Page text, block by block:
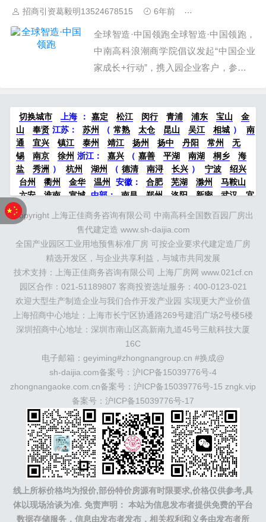
造优质有效能落地的课程，切切实实帮制
造业老...
招商引资葛毅明13524678515 6年前
全球智造·中国领跑全球智造·中国领跑，
中南高科浪潮商学院倡议发起“中国企业
家成长+行动”，携入园企业客户，参访学
知名学府同济大学学习工业4.0，聚焦中
国制造业创新升级点、把握市场脉搏；成
长：参观考察全球知名企业，了解先进生
产流...
切换城市 上海 ： 嘉定 松江 闵行 青浦 浦东 宝山
金
山
奉贤 江苏： 苏州 （ 常熟 太仓 昆山 吴江 相城 ）
南
通
宜兴 镇江 泰州 靖江 扬州 扬中 丹阳 常州
无
锡
南京 徐州 浙江： 嘉兴 （ 嘉善 平湖 南湖 桐乡
海
盐
秀洲 ） 杭州 湖州 （ 德清 南浔 长兴 ） 宁波
绍兴
台州
衢州 金华 温州 安徽： 合肥 芜湖 滁州
马鞍山
六安
淮南 宣城 中部： 南昌 郑州 洛阳 新密 武汉
宜
昌
鲁：
北京 天津 廊坊 （ 固安 香河 大厂 永清 三河
霸
涿州 涞水 ） 太原 晋中 沈阳
绵阳
石家庄 沧州 唐山 潍坊 德州 威海 烟台
青岛
珠三角： 广州 东莞 江门 惠州 肇庆 中山 佛山
福建： 福州 漳州 泉州 龙岩 西南： 昆明 南宁 华北： 沈
阳
大连 海外园区： 印尼 泰国 越南 柬埔寨
马来西
亚
新加坡 墨西哥 荷兰 美国 地产商： 灯塔瓴科
中南高
科
华夏幸福 联东U谷 万洋 均和 平谦迈高 咨询热线：
400-0123-021
Copyright 上海正佳商务咨询有限公司 中南高科全国数百园厂房出
售代建定造 www.sh-daijia.com
全国产业园区工业用地预售标准厂房 可按企业要求代建定造厂房
精选开发区，与企业共享利益，与城市共同发展
技术支持：上海正佳商务咨询有限公司 上海厂房网 www.021cf.cn
园区合作：021-51189807 客商投资选址服务：400-0123-021
欢迎大型生产制造企业与我们合作开发产业园 实现更大产业价值
上海招商中心地址：上海市长宁区协通路269号建滔广场2号楼5楼
深圳招商中心地址：深圳市南山区高新南九道45号三航科技大厦
16C
电子邮箱：geyiming#zhongnangroup.cn #换成@
sh-daijia.com备案号： 沪ICP备15039776号-4
zhongnangaoke.com.cn备案号： 沪ICP备15039776号-15 zngk.vip
备案号： 沪ICP备15039776号-17
线上所标价格均为报价,部份特价房源有时限要求,价格仅供参考,具
体以现场洽谈为准. 免责声明： 本站为信息发布者提供免费的平台
数据存储服务，信息由发布者发布，相关权利和义务由发布者所